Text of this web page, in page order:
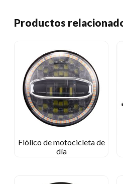
Productos
Flólico de motocicleta de
día